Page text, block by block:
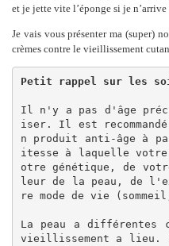
et je jette vite l’éponge si je
Je vais vous présenter ma (super)
crèmes contre le vieillissement
Petit rappel sur les
Il n'y a pas d'âge
iser. Il est
n produit anti-âge à
itesse à laquelle
otre génétique, de
leur de la peau, de
re mode de vie
La peau a différentes
vieillissement a lieu.